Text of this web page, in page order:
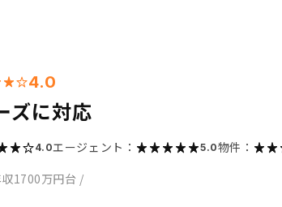
4.0
ズに対応
4.0エージェント： 5.0物件：
1700万円台 /